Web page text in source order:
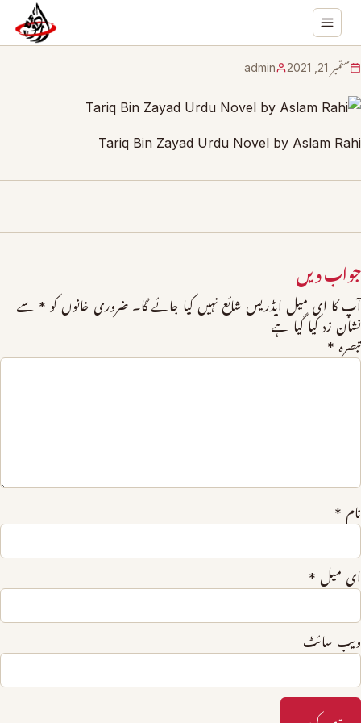
ستمبر 21, 2021 admin
Tariq Bin Zayad Urdu Novel by Aslam Rahi
جواب دیں
آپ کا ای میل ایڈریس شائع نہیں کیا جائے گا۔ ضروری خانوں کو * سے
نشان زد کیا گیا ہے
تبصرہ *
نام *
ای میل *
ویب‌ سائٹ